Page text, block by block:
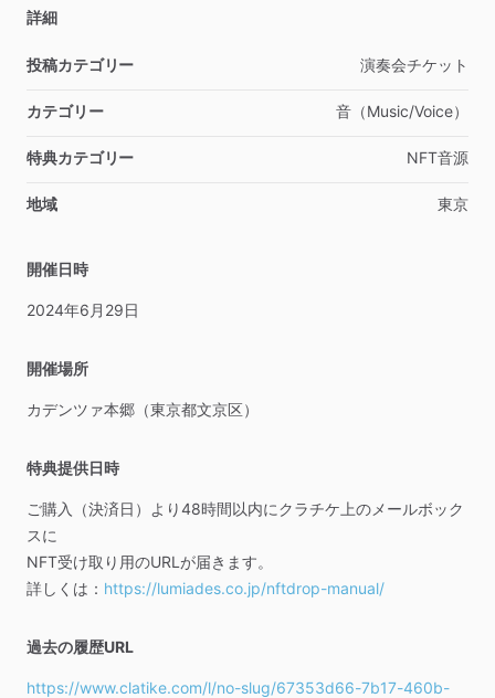
詳細
投稿カテゴリー 演奏会チケット
カテゴリー 音（Music​/​Voice）
特典カテゴリー NFT音源
地域 東京
開催日時
2024年6月29日
開催場所
カデンツァ本郷（東京都文京区）
特典提供日時
ご購入（決済日）より48時間以内にクラチケ上のメールボック
スに
NFT受け取り用のURLが届きます。
詳しくは： https://lumiades.co.jp/nftdrop-manual/
過去の履歴URL
https://www.clatike.com/l/no-slug/67353d66-7b17-460b-